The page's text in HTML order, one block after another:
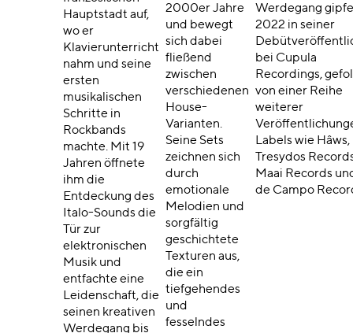
Hauptstadt auf,
wo er
Klavierunterricht
nahm und seine
ersten
musikalischen
Schritte in
Rockbands
machte. Mit 19
Jahren öffnete
ihm die
Entdeckung des
Italo-Sounds die
Tür zur
elektronischen
Musik und
entfachte eine
Leidenschaft, die
seinen kreativen
Werdegang bis
2000er Jahre
und bewegt
sich dabei
fließend
zwischen
verschiedenen
House-
Varianten.
Seine Sets
zeichnen sich
durch
emotionale
Melodien und
sorgfältig
geschichtete
Texturen aus,
die ein
tiefgehendes
und
fesselndes
Werdegang
2022 in seiner
bei Cupula
Recordings,
von einer Reihe
weiterer
Labels wie Hâws,
Tresydos
Maai Records
de Campo